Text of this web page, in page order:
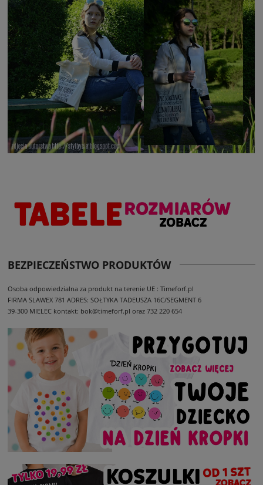
BEZPIECZEŃSTWO PRODUKTÓW
Osoba odpowiedzialna za produkt na terenie UE : Timeforf.pl
FIRMA SLAWEX 781 ADRES: SOŁTYKA TADEUSZA 16C/SEGMENT 6
39-300 MIELEC kontakt: bok@timeforf.pl oraz 732 220 654